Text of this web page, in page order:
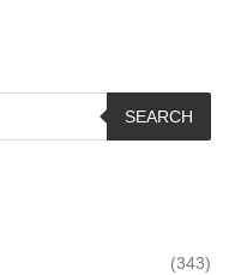
SEARCH
(343)